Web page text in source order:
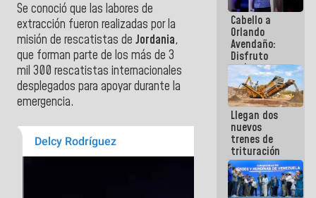
Se conoció que las labores de
extracción fueron realizadas por la
misión de rescatistas de Jordania,
que forman parte de los más de 3
mil 300 rescatistas internacionales
desplegados para apoyar durante la
emergencia.
Cabello a
Orlando
Avendaño:
Disfruto
cada vez
que escribes
porque lo
que haces
es
embarrarla
Llegan dos
nuevos
trenes de
trituración
para
optimizar
manejo de